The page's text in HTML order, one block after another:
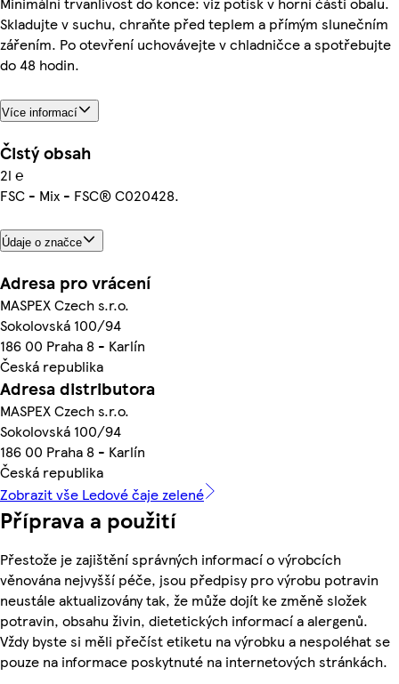
Skladujte v suchu, chraňte před teplem a přímým slunečním
zářením. Po otevření uchovávejte v chladničce a spotřebujte
do 48 hodin.
Více informací
Čistý obsah
2l ℮
FSC - Mix - FSC® C020428.
Údaje o značce
Adresa pro vrácení
MASPEX Czech s.r.o.
Sokolovská 100/94
186 00 Praha 8 - Karlín
Česká republika
Adresa distributora
MASPEX Czech s.r.o.
Sokolovská 100/94
186 00 Praha 8 - Karlín
Česká republika
Zobrazit vše Ledové čaje zelené
Příprava a použití
Přestože je zajištění správných informací o výrobcích
věnována nejvyšší péče, jsou předpisy pro výrobu potravin
neustále aktualizovány tak, že může dojít ke změně složek
potravin, obsahu živin, dietetických informací a alergenů.
Vždy byste si měli přečíst etiketu na výrobku a nespoléhat se
pouze na informace poskytnuté na internetových stránkách.